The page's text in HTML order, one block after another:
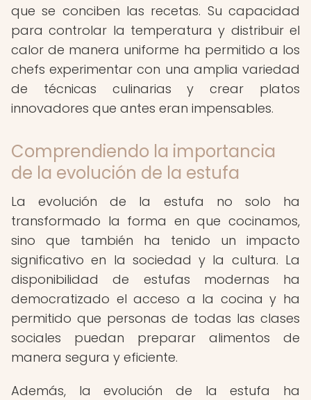
que se conciben las recetas. Su capacidad
para controlar la temperatura y distribuir el
calor de manera uniforme ha permitido a los
chefs experimentar con una amplia variedad
de técnicas culinarias y crear platos
innovadores que antes eran impensables.
Comprendiendo la importancia
de la evolución de la estufa
La evolución de la estufa no solo ha
transformado la forma en que cocinamos,
sino que también ha tenido un impacto
significativo en la sociedad y la cultura. La
disponibilidad de estufas modernas ha
democratizado el acceso a la cocina y ha
permitido que personas de todas las clases
sociales puedan preparar alimentos de
manera segura y eficiente.
Además, la evolución de la estufa ha